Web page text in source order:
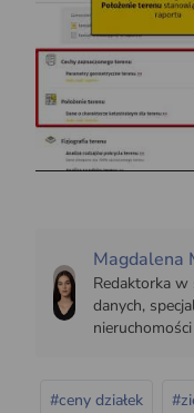
Magdalena
Redaktorka w
danych,
#ceny działek